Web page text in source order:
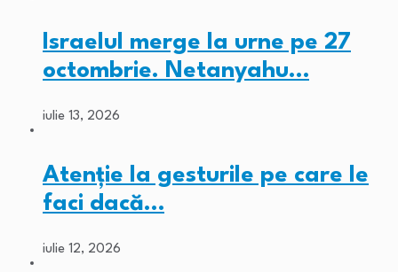
Israelul merge la urne pe 27
octombrie. Netanyahu…
iulie 13, 2026
Atenție la gesturile pe care le
faci dacă…
iulie 12, 2026